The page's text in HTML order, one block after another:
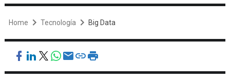
Home Tecnología Big Data